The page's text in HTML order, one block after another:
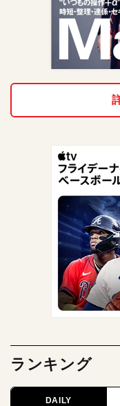
ランキング
DAILY